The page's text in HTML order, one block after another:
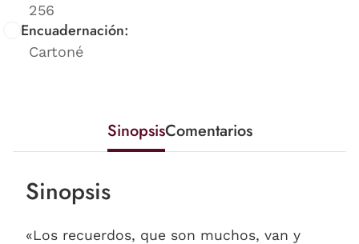
256
Encuadernación:
Cartoné
SinopsisComentarios
Sinopsis
«Los recuerdos, que son muchos, van y